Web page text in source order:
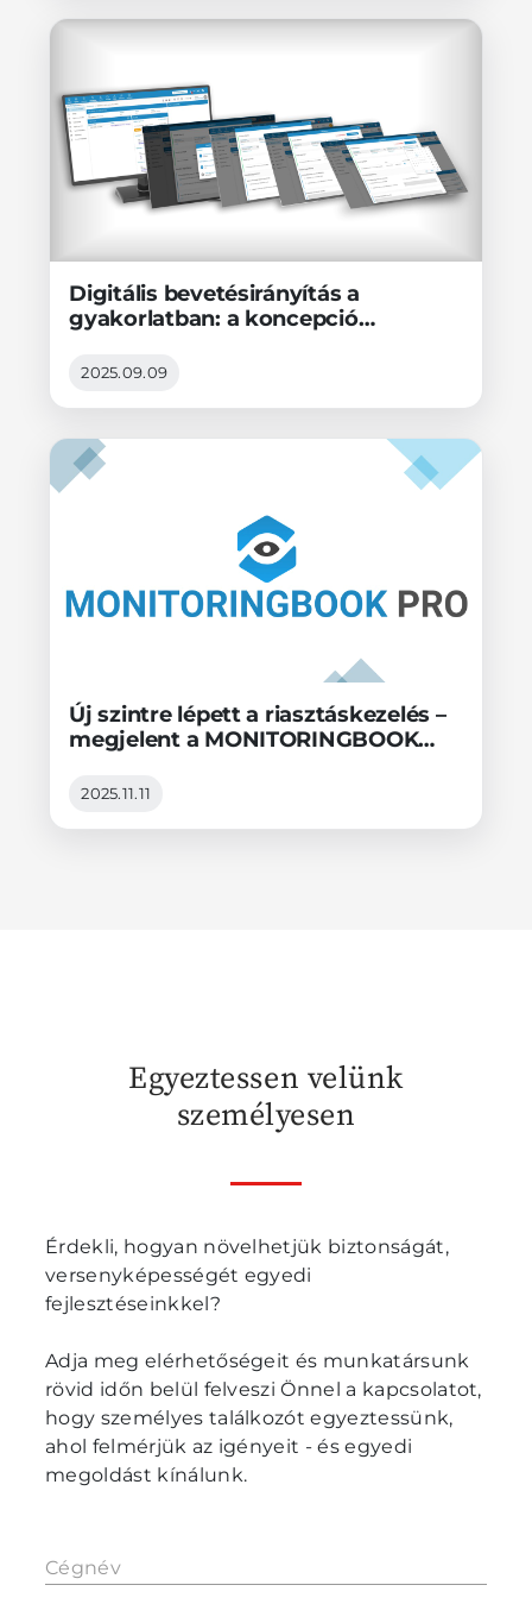
Digitális bevetésirányítás a
gyakorlatban: a koncepció
2025.09.09
Új szintre lépett a riasztáskezelés –
megjelent a MONITORINGBOOK
2025.11.11
Egyeztessen velünk
személyesen
Érdekli, hogyan növelhetjük biztonságát,
versenyképességét egyedi
fejlesztéseinkkel?
Adja meg elérhetőségeit és munkatársunk
rövid időn belül felveszi Önnel a kapcsolatot,
hogy személyes találkozót egyeztessünk,
ahol felmérjük az igényeit - és egyedi
megoldást kínálunk.
Cégnév